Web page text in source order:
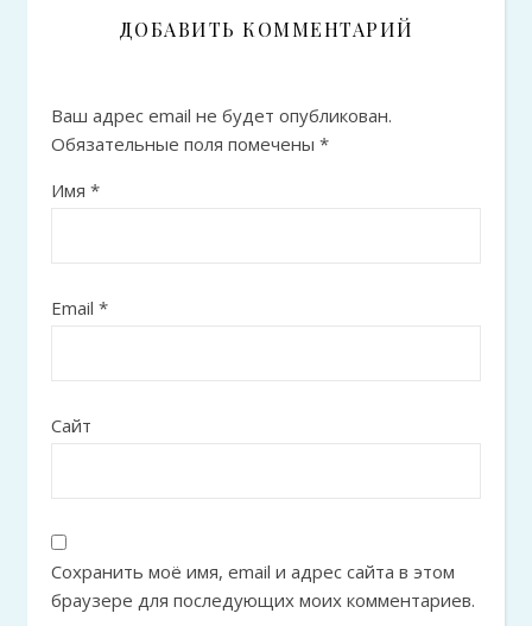
ДОБАВИТЬ КОММЕНТАРИЙ
Ваш адрес email не будет опубликован.
Обязательные поля помечены *
Имя *
Email *
Сайт
Сохранить моё имя, email и адрес сайта в этом
браузере для последующих моих комментариев.